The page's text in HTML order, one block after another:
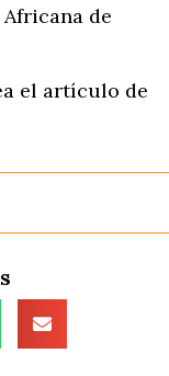
de
el artículo de